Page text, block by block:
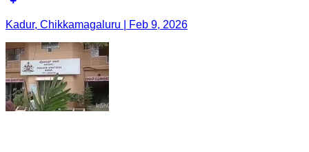
Kadur, Chikkamagaluru | Feb 9, 2026